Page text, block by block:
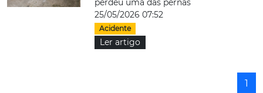
perdeu uma das pernas
25/05/2026 07:52
Acidente
Ler artigo
1